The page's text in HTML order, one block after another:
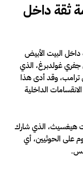
ثقة داخل
داخل البيت الأبيض
جفري غولدبرغ، الذي
وقد أدى هذا
الداخلية
بيت هيغسيث، الذي شارك
على الحوثيين، أي